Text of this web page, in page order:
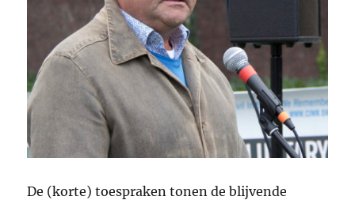
De (korte) toespraken tonen de blijvende